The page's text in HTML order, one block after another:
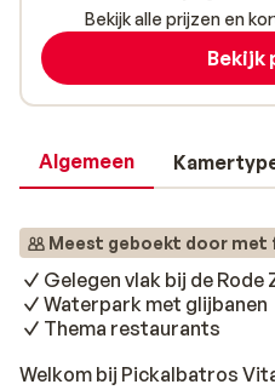
Algemeen
Meest geboekt door met
Gelegen vlak bij de Rode
Waterpark met glijbanen
Thema restaurants
Welkom bij Pickalbatros
Bekijk alle prijzen en
Bekijk